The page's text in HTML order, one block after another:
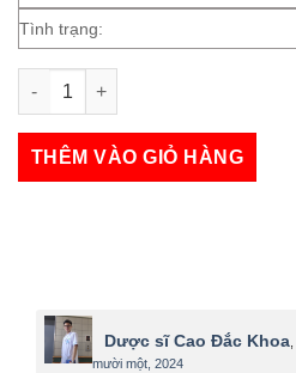
Tình trạng:
THÊM VÀO GIỎ HÀNG
Dược sĩ Cao Đắc Khoa
mười một, 2024